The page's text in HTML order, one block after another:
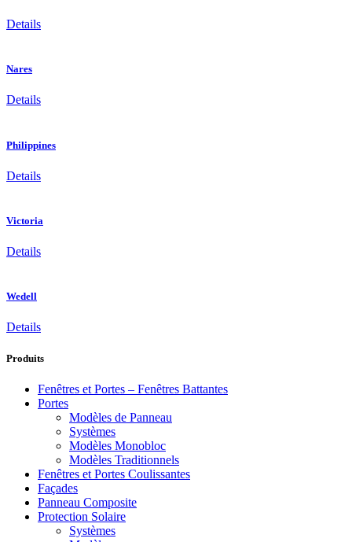
Details
Nares
Details
Philippines
Details
Victoria
Details
Wedell
Details
Produits
Fenêtres et Portes – Fenêtres Battantes
Portes
Modèles de Panneau
Systèmes
Modèles Monobloc
Modèles Traditionnels
Fenêtres et Portes Coulissantes
Façades
Panneau Composite
Protection Solaire
Systèmes